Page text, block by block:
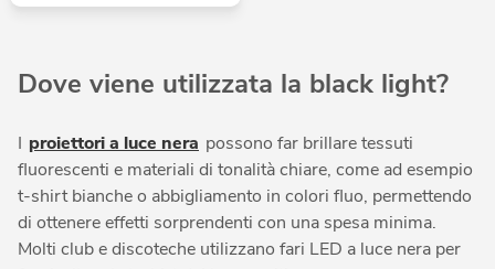
Dove viene utilizzata la black light?
I proiettori a luce nera possono far brillare tessuti
fluorescenti e materiali di tonalità chiare, come ad esempio
t-shirt bianche o abbigliamento in colori fluo, permettendo
di ottenere effetti sorprendenti con una spesa minima.
Molti club e discoteche utilizzano fari LED a luce nera per